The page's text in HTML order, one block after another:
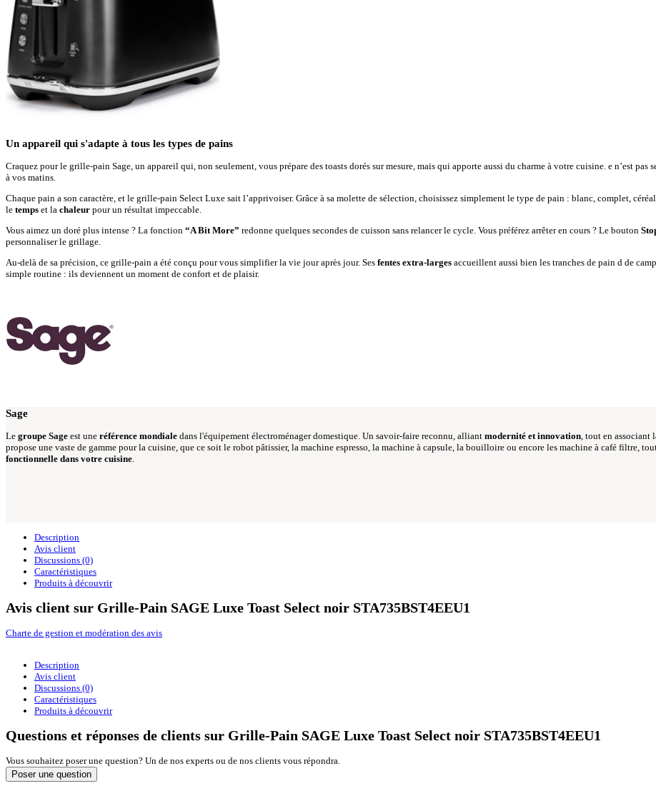
Un appareil qui s'adapte à tous les types de pains
Craquez pour le grille-pain Sage, un appareil qui, non seulement, vous prépare des toasts dorés sur mesure, mais qui apporte aussi du charme à votre cuisine. e n’est
à vos matins.
Chaque pain a son caractère, et le grille-pain Select Luxe sait l’apprivoiser. Grâce à sa molette de sélection, choisissez simplement le type de pain : blanc, complet,
le temps et la chaleur pour un résultat impeccable.
Vous aimez un doré plus intense ? La fonction “A Bit More” redonne quelques secondes de cuisson sans relancer le cycle. Vous préférez arrêter en cours ? Le bouton
personnaliser le grillage.
Au-delà de sa précision, ce grille-pain a été conçu pour vous simplifier la vie jour après jour. Ses fentes extra-larges accueillent aussi bien les tranches de pain d de
simple routine : ils deviennent un moment de confort et de plaisir.
Sage
Le groupe Sage est une référence mondiale dans l'équipement électroménager domestique. Un savoir-faire reconnu, alliant modernité et innovation , tout en
propose une vaste de gamme pour la cuisine, que ce soit le robot pâtissier, la machine espresso, la machine à capsule, la bouilloire ou encore les machine à café filtre,
fonctionnelle dans votre cuisine
Description
Avis client
Discussions (0)
Caractéristiques
Produits à découvrir
Avis client sur Grille-Pain SAGE Luxe Toast Select noir STA735BST4EEU1
Charte de gestion et modération des avis
Description
Avis client
Discussions (0)
Caractéristiques
Produits à découvrir
Questions et réponses de clients sur Grille-Pain SAGE Luxe Toast Select noir STA735BST4EEU1
Vous souhaitez poser une question? Un de nos experts ou de nos clients vous répondra.
Poser une question